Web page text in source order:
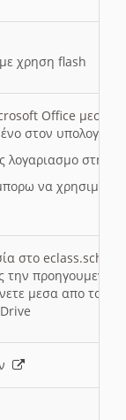
με χρηση flash
Office μεσω
στον
λογαριασμο στη
να
στο eclass.sch.gr
την
μεσα απο το